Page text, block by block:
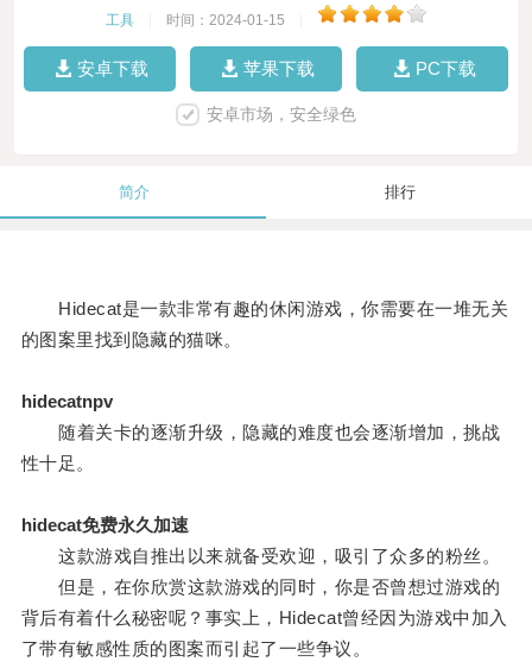
工具 时间：2024-01-15
安卓下载 苹果下载 PC下载
安卓市场，安全绿色
简介 排行
Hidecat是一款非常有趣的休闲游戏，你需要在一堆无关
的图案里找到隐藏的猫咪。
hidecatnpv
随着关卡的逐渐升级，隐藏的难度也会逐渐增加，挑战
性十足。
hidecat免费永久加速
这款游戏自推出以来就备受欢迎，吸引了众多的粉丝。
但是，在你欣赏这款游戏的同时，你是否曾想过游戏的
背后有着什么秘密呢？事实上，Hidecat曾经因为游戏中加入
了带有敏感性质的图案而引起了一些争议。